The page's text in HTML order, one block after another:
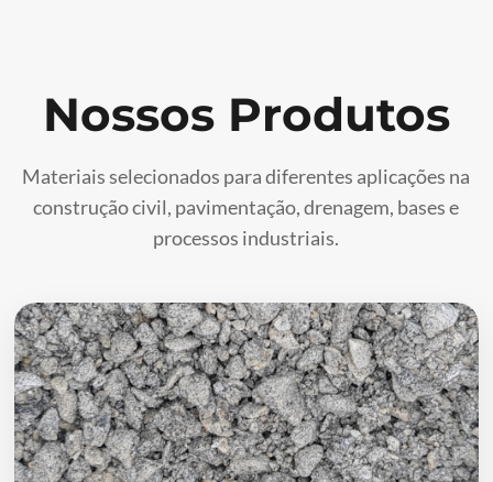
Nossos Produtos
Materiais selecionados para diferentes aplicações na
construção civil, pavimentação, drenagem, bases e
processos industriais.